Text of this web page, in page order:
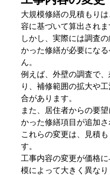
大規模修繕の見積もり
容に基づいて算出されま
しかし、実際には調査
かった修繕が必要にな
ん。
例えば、外壁の調査で
り、補修範囲の拡大や
合があります。
また、居住者からの要
かった修繕項目が追加さ
これらの変更は、見積
す。
工事内容の変更が価格
模によって大きく異なり